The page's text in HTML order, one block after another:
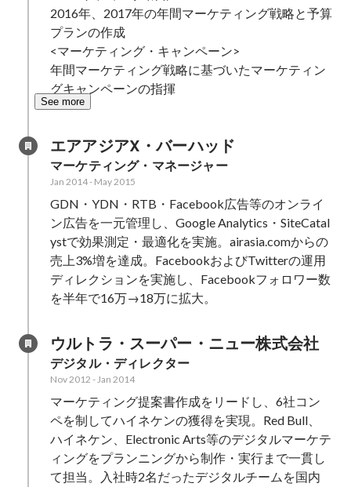
2016年、2017年の年間マーケティング戦略と予算
プランの作成
<マーケティング・キャンペーン>
年間マーケティング戦略に基づいたマーケティン
グキャンペーンの指揮
See more
エアアジアX・バーハッド
マーケティング・マネージャー
Jan 2014- May 2015
GDN・YDN・RTB・Facebook広告等のオンライ
ン広告を一元管理し、Google Analytics・SiteCatal
ystで効果測定・最適化を実施。airasia.comからの
売上3%増を達成。FacebookおよびTwitterの運用
ディレクションを実施し、Facebookフォロワー数
を半年で16万→18万に拡大。
ウルトラ・スーパー・ニュー株式会社
デジタル・ディレクター
Nov 2012 -Jan 2014
マーケティング提案書作成をリードし、6社コン
ペを制してハイネケンの獲得を実現。Red Bull、
ハイネケン、Electronic Arts等のデジタルマーケテ
ィングをプランニングから制作・実行まで一貫し
て担当。入社時2名だったデジタルチームを国内